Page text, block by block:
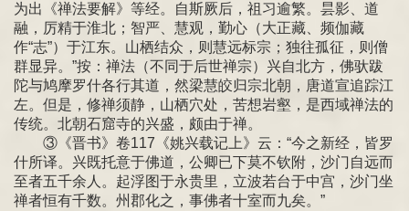
为出《禅法要解》等经。自斯厥后，祖习逾繁。昙影、道
融，厉精于淮北；智严、慧观，勤心（大正藏、频伽藏
作“志”）于江东。山栖结众，则慧远标宗；独往孤征，则僧
群显异。”按：禅法（不同于后世禅宗）兴自北方，佛驮跋
陀与鸠摩罗什各行其道，然梁慧皎归宗北朝，唐道宣追踪江
左。但是，修禅须静，山栖穴处，苦想岩壑，是西域禅法的
传统。北朝石窟寺的兴盛，颇由于禅。
③《晋书》卷117《姚兴载记上》云：“今之新经，皆罗
什所译。兴既托意于佛道，公卿已下莫不钦附，沙门自远而
至者五千余人。起浮图于永贵里，立波若台于中宫，沙门坐
禅者恒有千数。州郡化之，事佛者十室而九矣。”